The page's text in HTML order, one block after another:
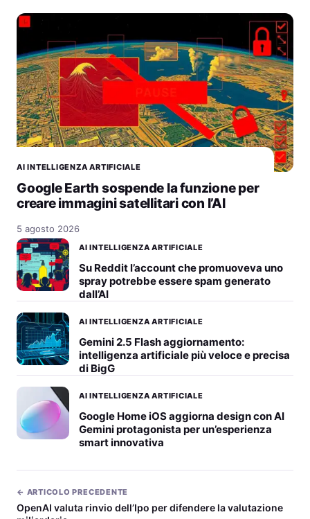
AI INTELLIGENZA ARTIFICIALE
Google Earth sospende la funzione per
creare immagini satellitari con l’AI
5 agosto 2026
AI INTELLIGENZA ARTIFICIALE
Su Reddit l’account che promuoveva uno
spray potrebbe essere spam generato
dall’AI
AI INTELLIGENZA ARTIFICIALE
Gemini 2.5 Flash aggiornamento:
intelligenza artificiale più veloce e precisa
di BigG
AI INTELLIGENZA ARTIFICIALE
Google Home iOS aggiorna design con AI
Gemini protagonista per un’esperienza
smart innovativa
← ARTICOLO PRECEDENTE
OpenAI valuta rinvio dell’Ipo per difendere la valutazione